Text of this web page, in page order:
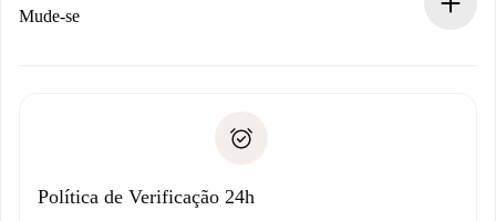
Se recusada: não cobraremos nada e ofereceremos
Débito direto bancário
Mude-se
não comunicar nenhum problema.
Política de Verificação 24h